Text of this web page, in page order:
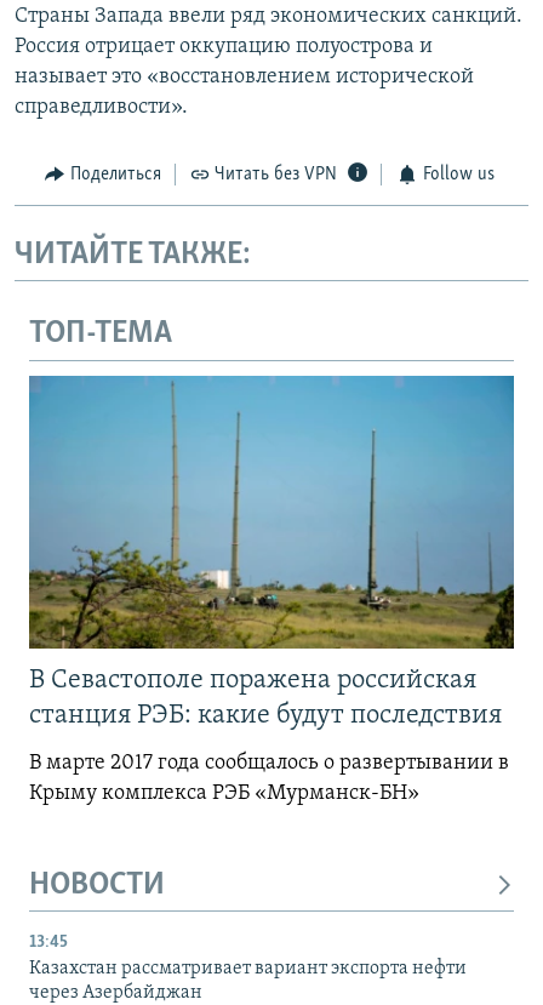
Страны Запада ввели ряд экономических санкций.
Россия отрицает оккупацию полуострова и
называет это «восстановлением исторической
справедливости».
Поделиться Читать без VPN Follow us
ЧИТАЙТЕ ТАКЖЕ:
ТОП-ТЕМА
В Севастополе поражена российская
станция РЭБ: какие будут последствия
В марте 2017 года сообщалось о развертывании в
Крыму комплекса РЭБ «Мурманск-БН»
НОВОСТИ
13:45
Казахстан рассматривает вариант экспорта нефти
через Азербайджан